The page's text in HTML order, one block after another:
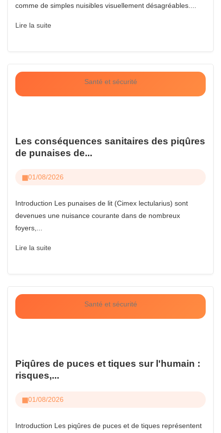
comme de simples nuisibles visuellement désagréables....
Lire la suite
Santé et sécurité
Les conséquences sanitaires des piqûres
de punaises de...
01/08/2026
Introduction Les punaises de lit (Cimex lectularius) sont
devenues une nuisance courante dans de nombreux
foyers,...
Lire la suite
Santé et sécurité
Piqûres de puces et tiques sur l'humain :
risques,...
01/08/2026
Introduction Les piqûres de puces et de tiques représentent